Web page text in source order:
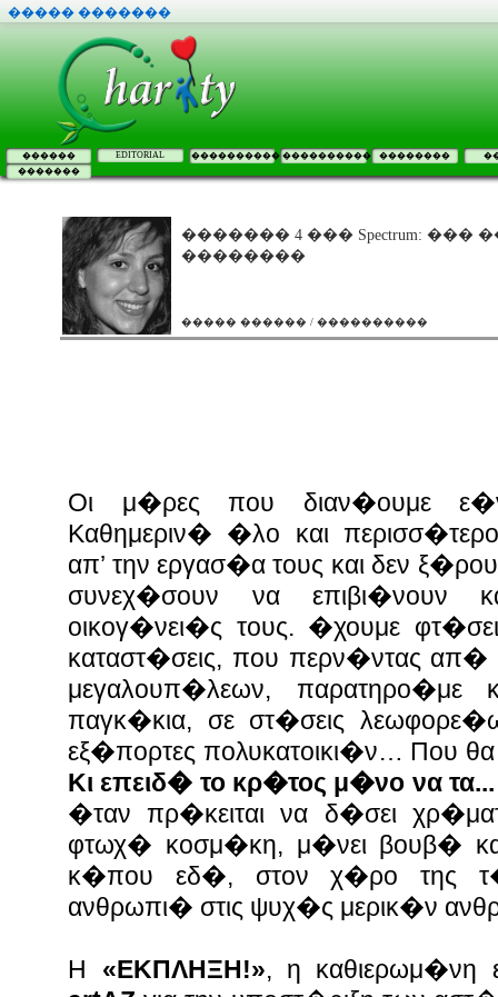
����� �������
������ EDITORIAL ���������� ���������� ��������
�������
������� 4 ��� Spectrum:
��������
����� ������ / ����������
Οι μ�ρες που διαν�ουμε
Καθημεριν� �λο και
απ’ την εργασ�α τους και δεν
συνεχ�σουν να επιβι�νουν
οικογ�νει�ς τους. �χουμε
καταστ�σεις, που περν�ντας
μεγαλουπ�λεων,
παγκ�κια, σε στ�σεις
εξ�πορτες πολυκατοικι�ν… Που
Κι επειδ� το κρ�τος μ�νο να
�ταν πρ�κειται να δ�σει
φτωχ� κοσμ�κη, μ�νει βουβ�
κ�που εδ�, στον χ�ρο της
ανθρωπι� στις ψυχ�ς μερικ�ν
Η «ΕΚΠΛΗΞΗ!», η καθιερωμ�νη